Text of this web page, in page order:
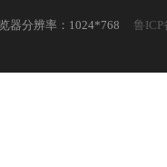
器分辨率：1024*768 鲁